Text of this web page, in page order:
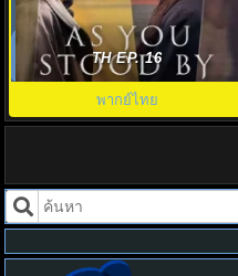
ฆ่าไม่เงียบ (2025) As You Stood
By พากย์ไทย EP.1-8 (จบ)
TH EP. 16
พากย์ไทย